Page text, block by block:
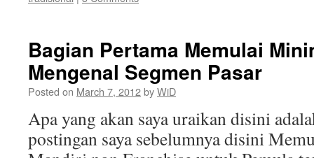
Bagian Pertama Memulai
Mengenal Segmen Pasar
Posted on March 7, 2012byWiD
Apa yang akan saya uraikan disini
postingan saya sebelumnya disini